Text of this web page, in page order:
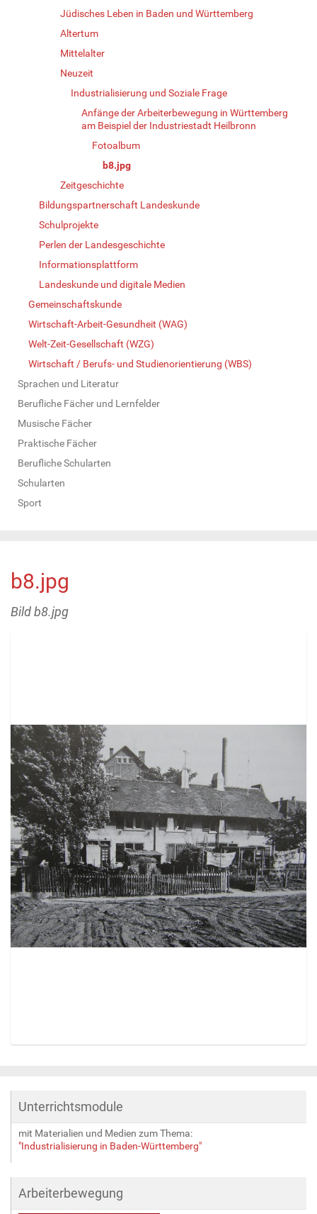
Jüdisches Leben in Baden und Württemberg
Altertum
Mittelalter
Neuzeit
Industrialisierung und Soziale Frage
Anfänge der Arbeiterbewegung in Württemberg
am Beispiel der Industriestadt Heilbronn
Fotoalbum
b8.jpg
Zeitgeschichte
Bildungspartnerschaft Landeskunde
Schulprojekte
Perlen der Landesgeschichte
Informationsplattform
Landeskunde und digitale Medien
Gemeinschaftskunde
Wirtschaft-Arbeit-Gesundheit (WAG)
Welt-Zeit-Gesellschaft (WZG)
Wirtschaft / Berufs- und Studienorientierung (WBS)
Sprachen und Literatur
Berufliche Fächer und Lernfelder
Musische Fächer
Praktische Fächer
Berufliche Schularten
Schularten
Sport
b8.jpg
Bild b8.jpg
e
B
i
n
Unterrichtsmodule
mit Materialien und Medien zum Thema:
"Industrialisierung in Baden-Württemberg"
Arbeiterbewegung